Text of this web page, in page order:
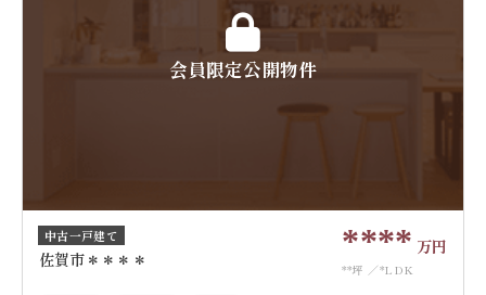
会員限定公開物件
中古一戸建て
佐賀市＊＊＊＊ **** 万円
**坪 *LDK